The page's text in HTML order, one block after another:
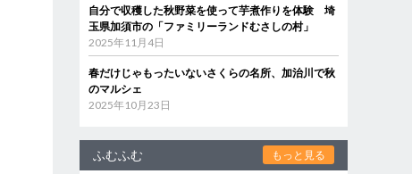
自分で収穫した秋野菜を使って芋煮作りを体験 埼
玉県加須市の「ファミリーランドむさしの村」
2025年11月4日
春だけじゃもったいないさくらの名所、加治川で秋
のマルシェ
2025年10月23日
ふむふむ もっと見る